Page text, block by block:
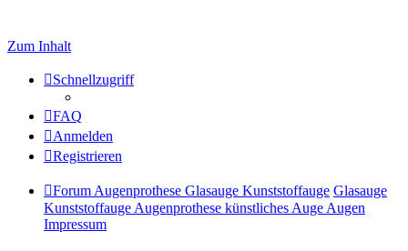
Zum Inhalt
Schnellzugriff
FAQ
Anmelden
Registrieren
Forum Augenprothese Glasauge Kunststoffauge Glasauge
Kunststoffauge Augenprothese künstliches Auge Augen
Impressum